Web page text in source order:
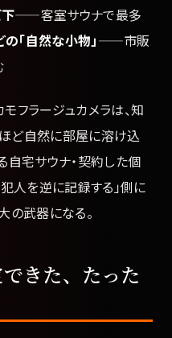
——客室サウナで最多
「自然な小物」——市販
フラージュカメラは、知
ど自然に部屋に溶け込
自宅サウナ・契約した個
人を逆に記録する」側に
の武器になる。
きた、たった